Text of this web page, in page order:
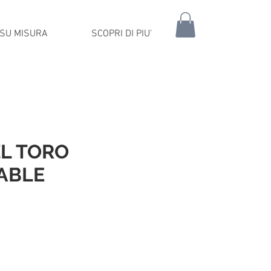
SU MISURA SCOPRI DI PIU'
TORO